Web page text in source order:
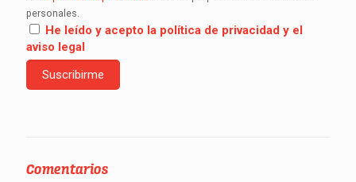
personales.
He leído y acepto la política de privacidad y el
aviso legal
Comentarios